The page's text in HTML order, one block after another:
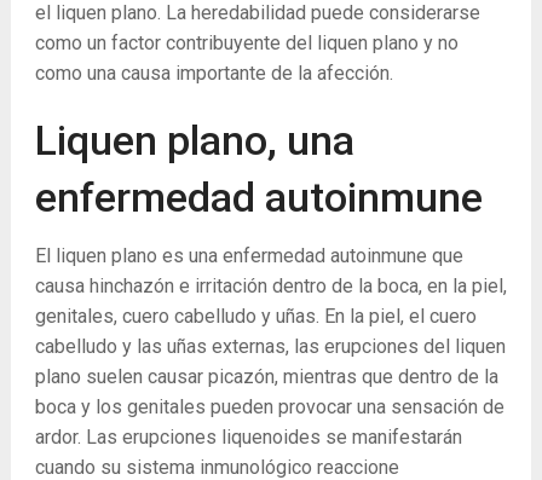
el liquen plano. La heredabilidad puede considerarse
como un factor contribuyente del liquen plano y no
como una causa importante de la afección.
Liquen plano, una
enfermedad autoinmune
El liquen plano es una enfermedad autoinmune que
causa hinchazón e irritación dentro de la boca, en la piel,
genitales, cuero cabelludo y uñas. En la piel, el cuero
cabelludo y las uñas externas, las erupciones del liquen
plano suelen causar picazón, mientras que dentro de la
boca y los genitales pueden provocar una sensación de
ardor. Las erupciones liquenoides se manifestarán
cuando su sistema inmunológico reaccione